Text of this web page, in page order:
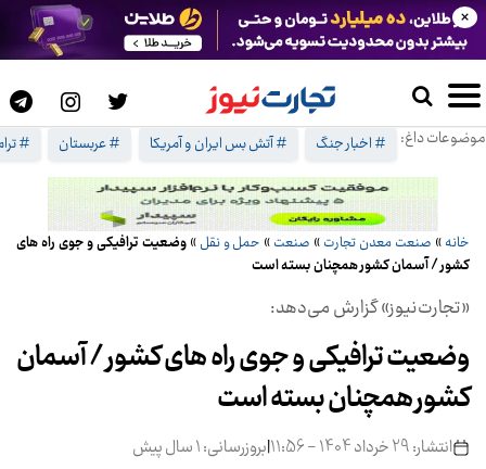
موضوعات داغ: # اخبار جنگ # آتش بس ایران و آمریکا # عربستان #
×
خانه » صنعت معدن تجارت » صنعت » حمل و نقل »وضعیت ترافیکی و جوی راه های
کشور / آسمان کشور همچنان بسته است
«تجارت‌نیوز» گزارش می‌دهد:
وضعیت ترافیکی و جوی راه های کشور / آسمان
کشور همچنان بسته است
انتشار: 29 خرداد 1404 - 11:56 |بروزرسانی: 1 سال پیش